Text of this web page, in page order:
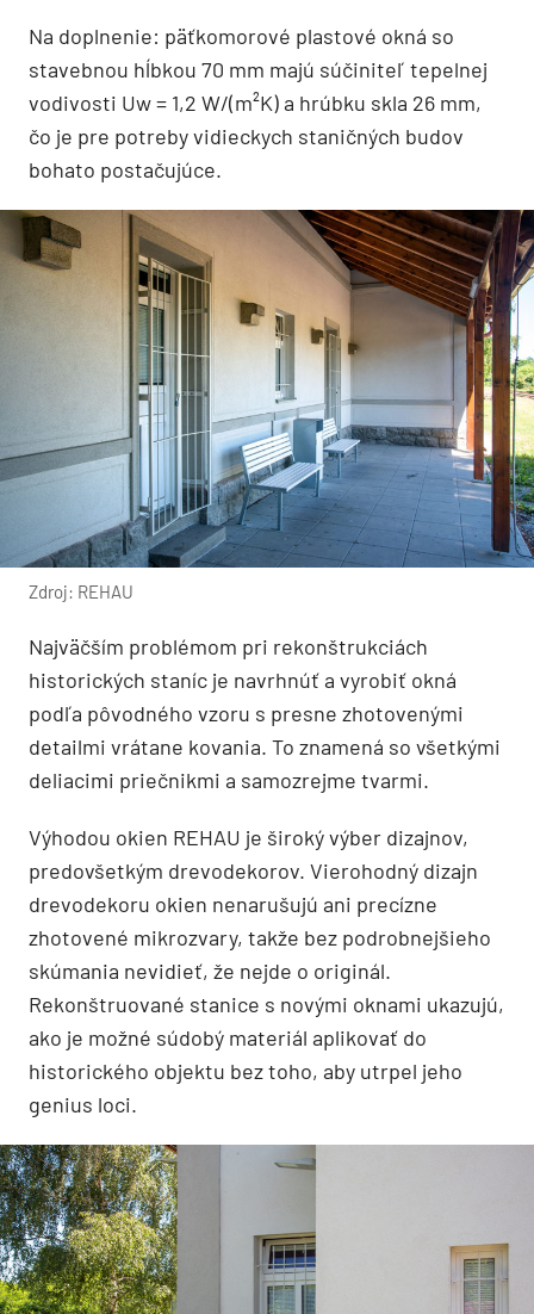
Na doplnenie: päťkomorové plastové okná so
stavebnou hĺbkou 70 mm majú súčiniteľ tepelnej
vodivosti Uw = 1,2 W/(m²K) a hrúbku skla 26 mm,
čo je pre potreby vidieckych staničných budov
bohato postačujúce.
Zdroj: REHAU
Najväčším problémom pri rekonštrukciách
historických staníc je navrhnúť a vyrobiť okná
podľa pôvodného vzoru s presne zhotovenými
detailmi vrátane kovania. To znamená so všetkými
deliacimi priečnikmi a samozrejme tvarmi.
Výhodou okien REHAU je široký výber dizajnov,
predovšetkým drevodekorov. Vierohodný dizajn
drevodekoru okien nenarušujú ani precízne
zhotovené mikrozvary, takže bez podrobnejšieho
skúmania nevidieť, že nejde o originál.
Rekonštruované stanice s novými oknami ukazujú,
ako je možné súdobý materiál aplikovať do
historického objektu bez toho, aby utrpel jeho
genius loci.